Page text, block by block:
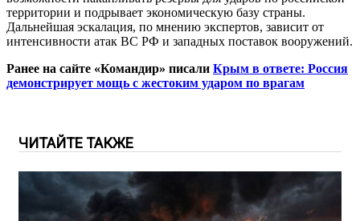
территории и подрывает экономическую базу страны.
Дальнейшая эскалация, по мнению экспертов, зависит от
интенсивности атак ВС РФ и западных поставок вооружений.
Ранее на сайте «Командир» писали Крым в ответе: Россия
демонстрирует мощь с жестоким ударом по врагам
ЧИТАЙТЕ ТАКЖЕ